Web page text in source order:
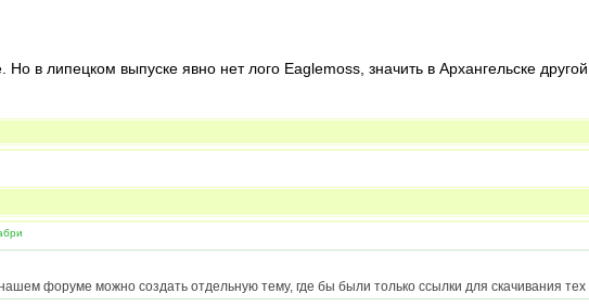
в липецком выпуске явно нет лого Eaglemoss, значить в Архангельске другой
форуме можно создать отдельную тему, где бы были только ссылки для скачивания